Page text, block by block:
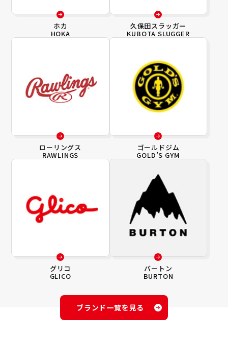
ホカ
HOKA
久保田スラッガー
KUBOTA SLUGGER
ローリングス
RAWLINGS
ゴールドジム
GOLD’S GYM
グリコ
GLICO
バートン
BURTON
ブランド一覧を見る